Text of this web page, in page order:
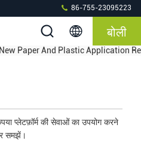
86-755-23095223
बोली
Paper And Plastic Application
प्लेटफ़ॉर्म की सेवाओं का उपयोग करने
समझें।